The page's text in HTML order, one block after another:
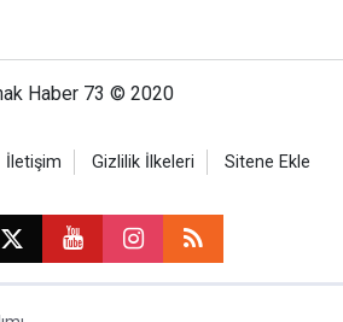
Haber 73 © 2020
İletişim Gizlilik İlkeleri Sitene Ekle